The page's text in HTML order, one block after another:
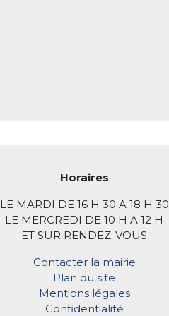
Horaires
LE MARDI DE 16 H 30 A 18 H 30
LE MERCREDI DE 10 H A 12 H
ET SUR RENDEZ-VOUS
Contacter la mairie
Plan du site
Mentions légales
Confidentialité